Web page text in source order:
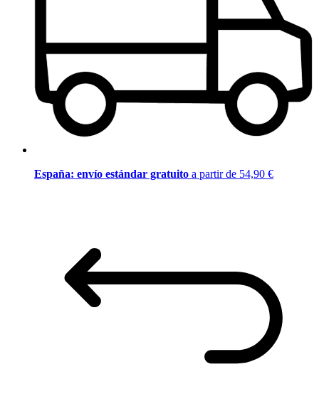
España: envío estándar gratuito a partir de 54,90 €